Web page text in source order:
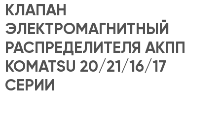
КЛАПАН
ЭЛЕКТРОМАГНИТНЫЙ
РАСПРЕДЕЛИТЕЛЯ АКПП
KOMATSU 20/21/16/17
СЕРИИ